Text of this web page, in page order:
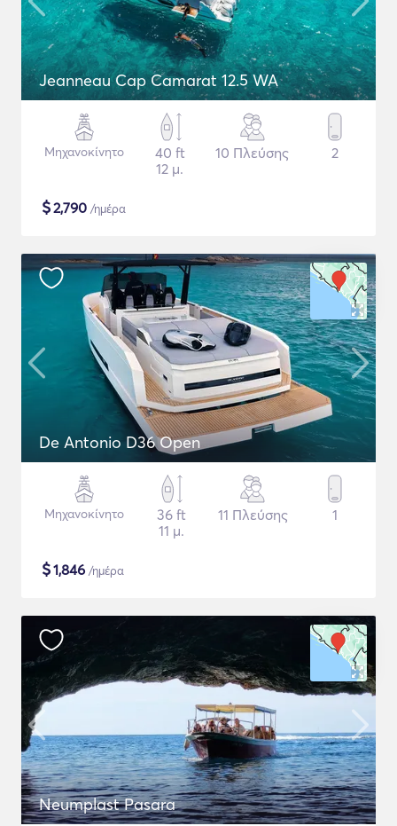
Jeanneau Cap Camarat 12.5 WA
Μηχανοκίνητο
40 ft
12 μ.
10 Πλεύσης 2
$2,790 /ημέρα
De Antonio D36 Open
Μηχανοκίνητο
36 ft
11 μ.
11 Πλεύσης 1
$1,846 /ημέρα
Neumplast Pasara